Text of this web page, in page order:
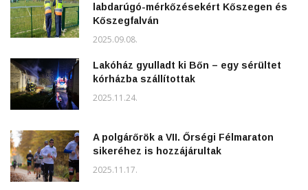
labdarúgó-mérkőzésekért Kőszegen és
Kőszegfalván
2025.09.08.
Lakóház gyulladt ki Bőn – egy sérültet
kórházba szállítottak
2025.11.24.
A polgárőrök a VII. Őrségi Félmaraton
sikeréhez is hozzájárultak
2025.11.17.